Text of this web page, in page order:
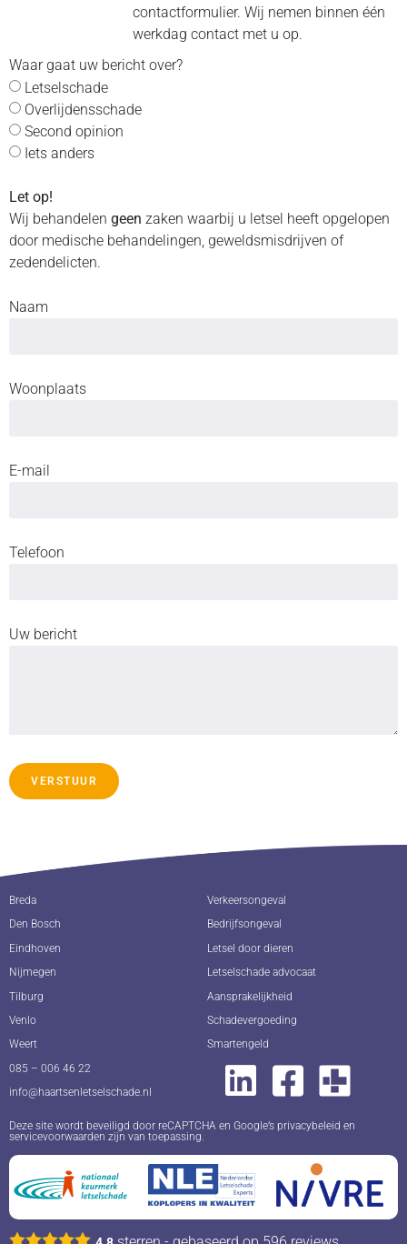
contactformulier. Wij nemen binnen één
werkdag contact met u op.
Waar gaat uw bericht over?
Letselschade
Overlijdensschade
Second opinion
Iets anders
Let op!
Wij behandelen geen zaken waarbij u letsel heeft opgelopen
door medische behandelingen, geweldsmisdrijven of
zedendelicten.
Naam
Woonplaats
E-mail
Telefoon
Uw bericht
VERSTUUR
Breda
Den Bosch
Eindhoven
Nijmegen
Tilburg
Venlo
Weert
085 – 006 46 22
info@haartsenletselschade.nl
Deze site wordt beveiligd door reCAPTCHA en Google’s privacybeleid en
servicevoorwaarden zijn van toepassing.
Verkeersongeval
Bedrijfsongeval
Letsel door dieren
Letselschade advocaat
Aansprakelijkheid
Schadevergoeding
Smartengeld